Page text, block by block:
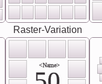
Raster-Variation
<Name>